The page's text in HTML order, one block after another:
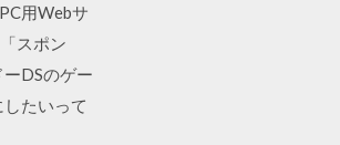
用Webサ
スポン
DSのゲー
たいって